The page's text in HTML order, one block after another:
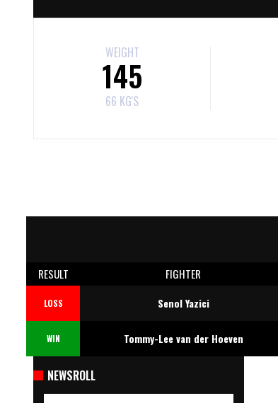
WEIGHT
145
66 KG'S
RESULT FIGHTER
LOSS Senol Yazici
WIN Tommy-Lee van der Hoeven
NEWSROLL